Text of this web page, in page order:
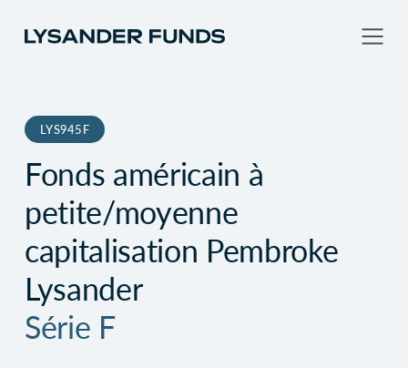
LYS945F
Fonds américain à
petite/moyenne
capitalisation Pembroke
Lysander
Série F